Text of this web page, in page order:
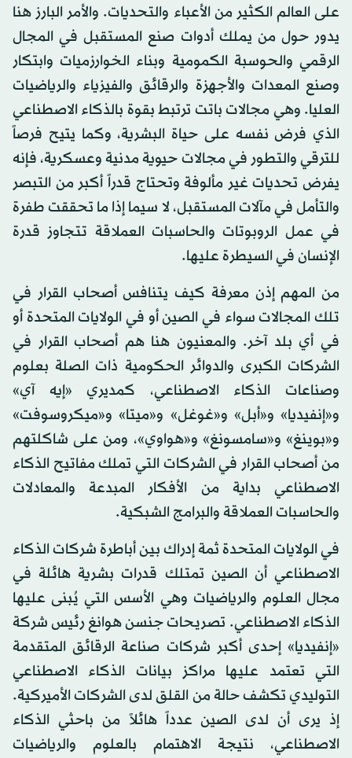
على العالم الكثير من الأعباء والتحديات. والأمر البارز هنا
يدور حول من يملك أدوات صنع المستقبل في المجال
الرقمي والحوسبة الكمومية وبناء الخوارزميات وابتكار
وصنع المعدات والأجهزة والرقائق والفيزياء والرياضيات
العليا. وهي مجالات باتت ترتبط بقوة بالذكاء الاصطناعي
الذي فرض نفسه على حياة البشرية، وكما يتيح فرصاً
للترقي والتطور في مجالات حيوية مدنية وعسكرية، فإنه
يفرض تحديات غير مألوفة وتحتاج قدراً أكبر من التبصر
والتأمل في مآلات المستقبل، لا سيما إذا ما تحققت طفرة
في عمل الروبوتات والحاسبات العملاقة تتجاوز قدرة
الإنسان في السيطرة عليها.
من المهم إذن معرفة كيف يتنافس أصحاب القرار في
تلك المجالات سواء في الصين أو في الولايات المتحدة أو
في أي بلد آخر. والمعنيون هنا هم أصحاب القرار في
الشركات الكبرى والدوائر الحكومية ذات الصلة بعلوم
وصناعات الذكاء الاصطناعي، كمديري «إيه آي»
و«إنفيديا» و«أبل» و«غوغل» و«ميتا» و«ميكروسوفت»
و«بوينغ» و«سامسونغ» و«هواوي»، ومن على شاكلتهم
من أصحاب القرار في الشركات التي تملك مفاتيح الذكاء
الاصطناعي بداية من الأفكار المبدعة والمعادلات
والحاسبات العملاقة والبرامج الشبكية.
في الولايات المتحدة ثمة إدراك بين أباطرة شركات الذكاء
الاصطناعي أن الصين تمتلك قدرات بشرية هائلة في
مجال العلوم والرياضيات وهي الأسس التي يُبنى عليها
الذكاء الاصطناعي. تصريحات جنسن هوانغ رئيس شركة
«إنفيديا» إحدى أكبر شركات صناعة الرقائق المتقدمة
التي تعتمد عليها مراكز بيانات الذكاء الاصطناعي
التوليدي تكشف حالة من القلق لدى الشركات الأميركية.
إذ يرى أن لدى الصين عدداً هائلاً من باحثي الذكاء
الاصطناعي، نتيجة الاهتمام بالعلوم والرياضيات